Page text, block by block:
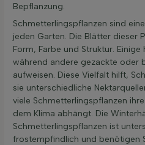
Bepflanzung.
Schmetterlingspflanzen sind
jeden Garten. Die Blätter dieser
Form, Farbe und Struktur.
während andere gezackte oder
aufweisen. Diese Vielfalt hilft,
sie unterschiedliche
viele Schmetterlingspflanzen
dem Klima abhängt. Die
Schmetterlingspflanzen ist
frostempfindlich und benötigen